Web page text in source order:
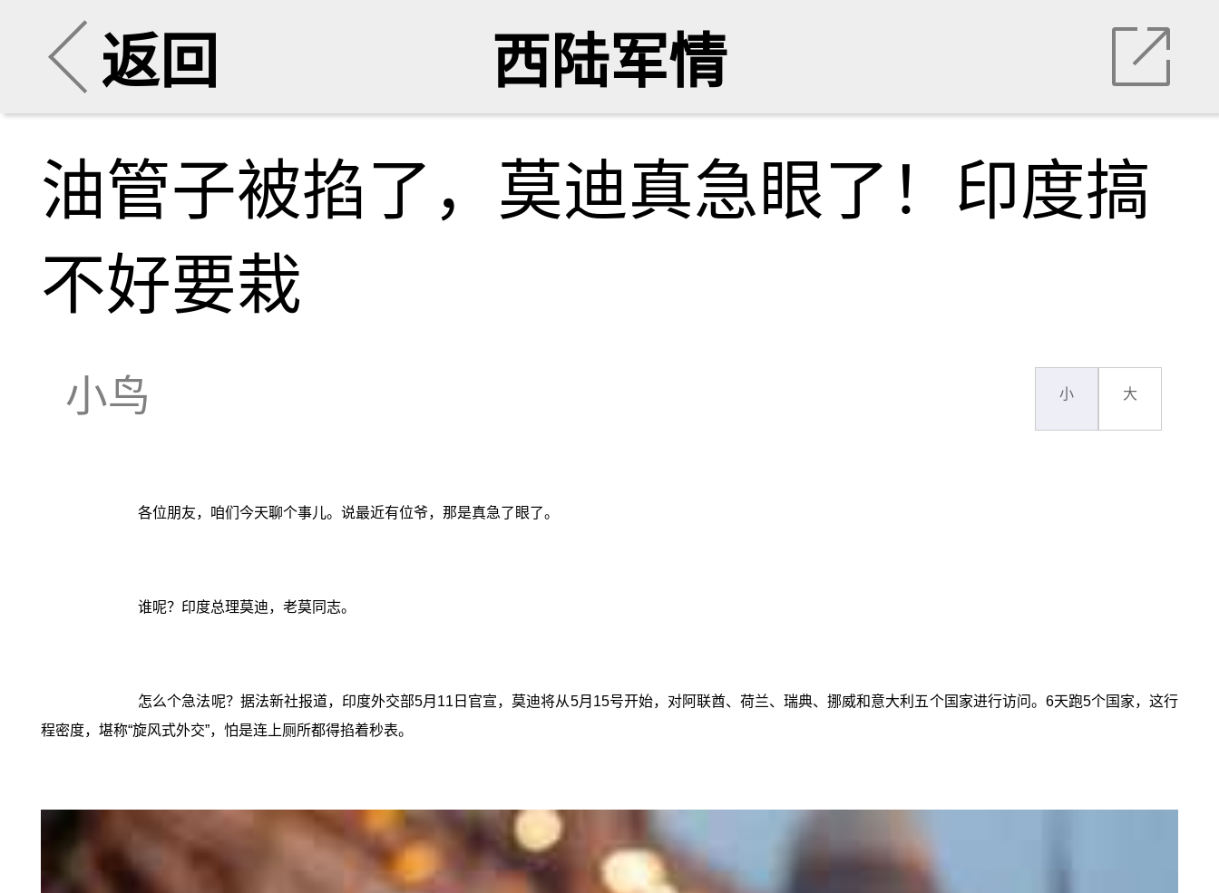
返回 西陆军情
油管子被掐了，莫迪真急眼了！印度搞
不好要栽
小鸟 小 大
各位朋友，咱们今天聊个事儿。说最近有位爷，那是真急了眼了。
谁呢？印度总理莫迪，老莫同志。
怎么个急法呢？据法新社报道，印度外交部5月11日官宣，莫迪将从5月15号开始，对阿联酋、荷兰、瑞典、挪威和意大利五个国家进行访问。6天跑5个国家，这行
程密度，堪称“旋风式外交”，怕是连上厕所都得掐着秒表。